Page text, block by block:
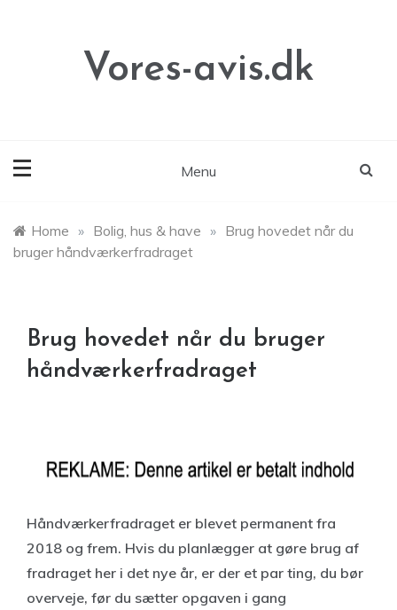
Vores-avis.dk
Menu
Home » Bolig, hus & have » Brug hovedet når du
bruger håndværkerfradraget
Brug hovedet når du bruger
håndværkerfradraget
Håndværkerfradraget er blevet permanent fra
2018 og frem. Hvis du planlægger at gøre brug af
fradraget her i det nye år, er der et par ting, du bør
overveje, før du sætter opgaven i gang